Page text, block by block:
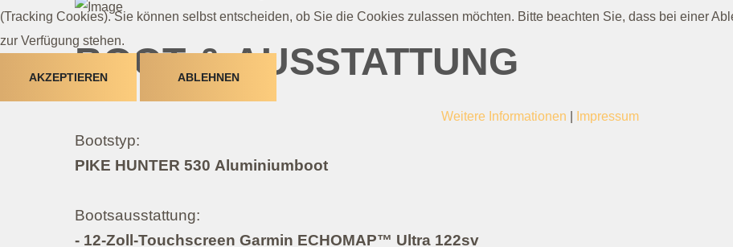
BOOT & AUSSTATTUNG
Bootstyp:
PIKE HUNTER 530 Aluminiumboot
Bootsausstattung:
- 12-Zoll-Touchscreen Garmin ECHOMAP™ Ultra 122sv
(Tracking Cookies). Sie können selbst entscheiden, ob Sie die Cookies zulassen möchten. Bitte beachten Sie, dass bei einer
zur Verfügung stehen.
AKZEPTIEREN ABLEHNEN
Weitere Informationen Impressum